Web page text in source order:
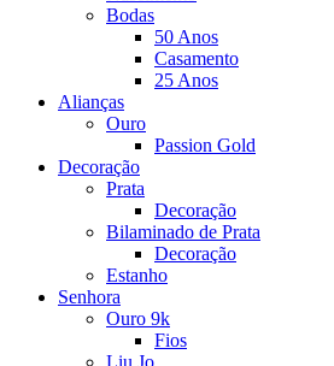
Bodas
50 Anos
Casamento
25 Anos
Alianças
Ouro
Passion Gold
Decoração
Prata
Decoração
Bilaminado de Prata
Decoração
Estanho
Senhora
Ouro 9k
Fios
Liu Jo